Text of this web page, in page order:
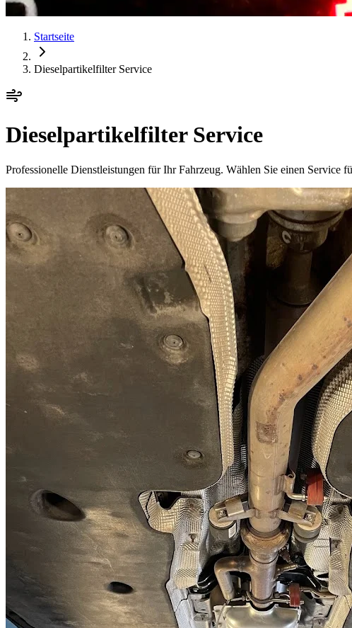
Startseite
Dieselpartikelfilter Service
Dieselpartikelfilter Service
Professionelle Dienstleistungen für Ihr Fahrzeug. Wählen Sie einen Service